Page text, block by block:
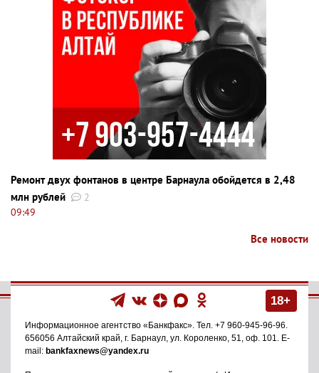
Ремонт двух фонтанов в центре Барнаула обойдется в 2,48
млн рублей
2
09:49
Все новости
18+
Информационное агентство «Банкфакс». Тел. +7 960-945-96-96.
656056 Алтайский край, г. Барнаул, ул. Короленко, 51, оф. 101. E-
mail: bankfaxnews@yandex.ru